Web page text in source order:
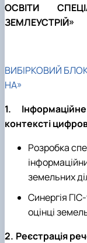
ОСВІТИ
ЗЕМЛЕУСТРІЙ»
ВИБІРКОВИЙ
НА»
1.
контексті
Розробка
земельних
Синергія
оцінці
2. Реєстрація